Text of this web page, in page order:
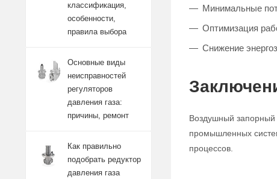
Минимальные
Оптимизация
Снижение
Воздушный запорный
промышленных
процессов.
классификация,
особенности,
правила выбора
Основные виды
неисправностей
регуляторов
давления газа:
причины, ремонт
Как правильно
подобрать редуктор
давления газа